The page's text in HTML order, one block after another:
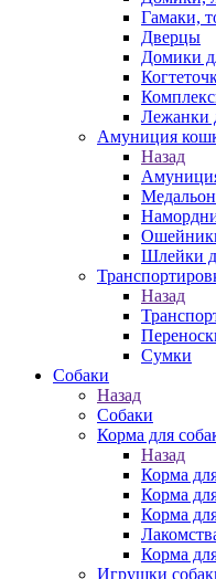
Гамаки,
Дверцы
Домики
Лежанки
Амуниция
Назад
Шлейки
Назад
Сумки
Собаки
Назад
Собаки
Корма для
Назад
Корма
Корма
Корма
Корма
Игрушки